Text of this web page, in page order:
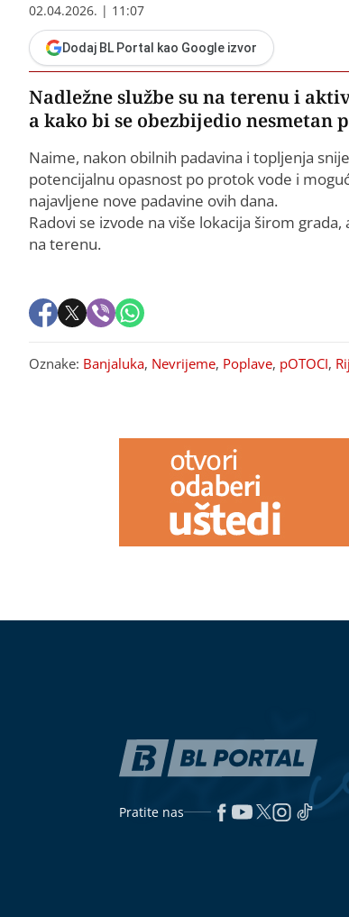
02.04.2026. | 11:07
Dodaj BL Portal kao Google izvor
Nadležne službe su na terenu i
a kako bi se obezbijedio
Naime, nakon obilnih padavina i topljenja
potencijalnu opasnost po protok vode i
najavljene nove padavine ovih dana.
Radovi se izvode na više lokacija širom
na terenu.
Oznake: Banjaluka, Nevrijeme, Poplave, pOTOCI,
Pratite nas